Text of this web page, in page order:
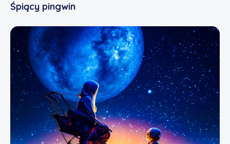
Śpiący pingwin